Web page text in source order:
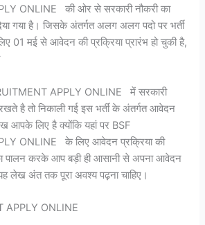
ONLINE की ओर से सरकारी नौकरी का
गया है। जिसके अंतर्गत अलग अलग पदो पर भर्ती
01 मई से आवेदन की प्रक्रिया प्रारंभ हो चुकी है,
APPLY ONLINE में सरकारी
रखते है तो निकाली गई इस भर्ती के अंतर्गत आवेदन
आपके लिए है क्योंकि यहां पर BSF
ONLINE के लिए आवेदन प्रक्रिया की
पालन करके आप बड़ी ही आसानी से अपना आवेदन
अंत तक पूरा अवश्य पढ़ना चाहिए।
APPLY ONLINE